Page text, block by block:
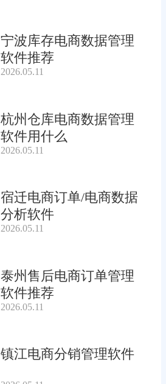
宁波库存电商数据管理
软件推荐
2026.05.11
杭州仓库电商数据管理
软件用什么
2026.05.11
宿迁电商订单/电商数据
分析软件
2026.05.11
泰州售后电商订单管理
软件推荐
2026.05.11
镇江电商分销管理软件